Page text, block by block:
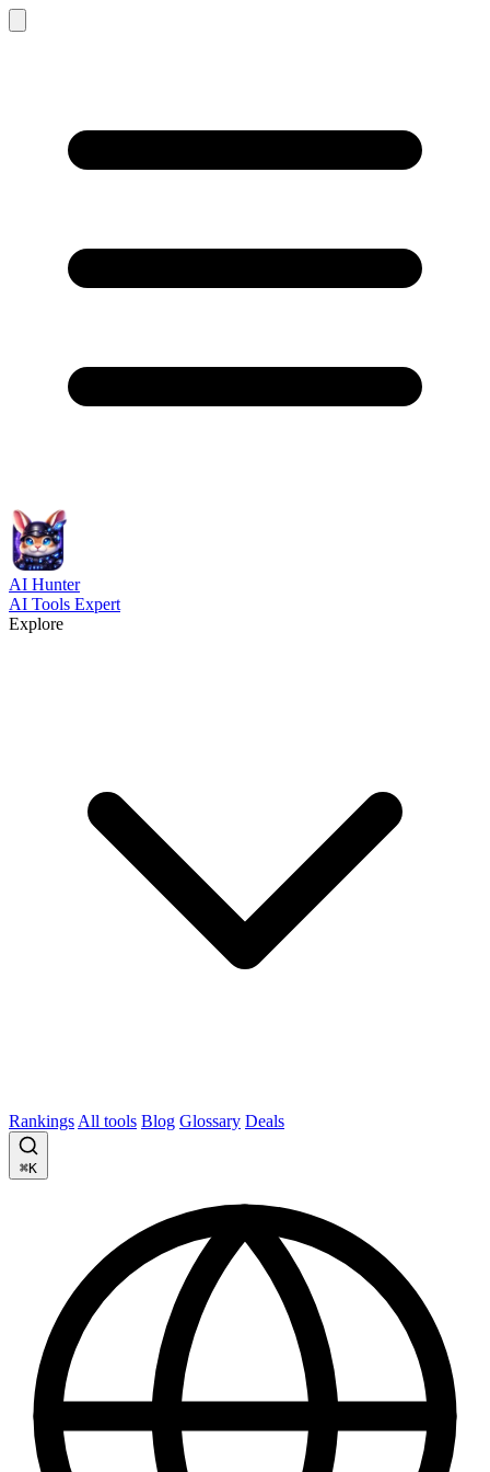
AI Hunter
AI Tools Expert
Explore
Rankings All tools Blog Glossary Deals
⌘K